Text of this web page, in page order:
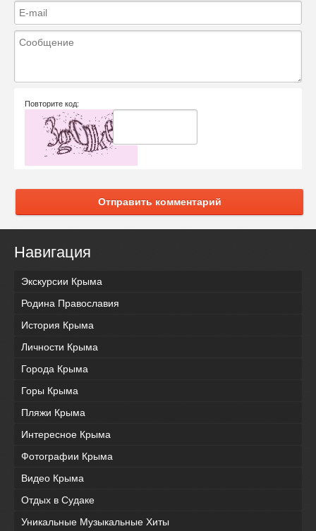
Повторите код:
Отправить комментарий
Навигация
Экскурсии Крыма
Родина Православия
История Крыма
Личности Крыма
Города Крыма
Горы Крыма
Пляжи Крыма
Интересное Крыма
Фотографии Крыма
Видео Крыма
Отдых в Судаке
Уникальные Музыкальные Хиты